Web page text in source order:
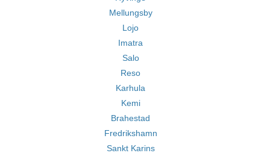
Mellungsby
Lojo
Imatra
Salo
Reso
Karhula
Kemi
Brahestad
Fredrikshamn
Sankt Karins